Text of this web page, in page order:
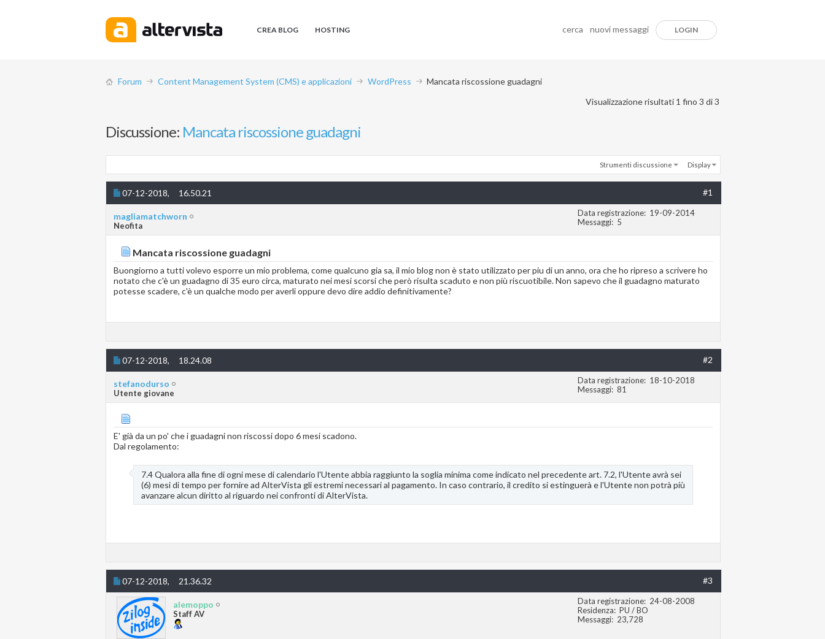
CREA BLOG HOSTING cerca nuovi messaggi LOGIN
Forum Content Management System (CMS) e applicazioni WordPress
Mancata riscossione guadagni
Visualizzazione risultati 1 fino 3 di 3
Discussione: Mancata riscossione guadagni
Strumenti discussione Display
07-12-2018, 16.50.21 #1
magliamatchworn
Neofita
Data registrazione
19-09-2014
Messaggi
5
Mancata riscossione guadagni
Buongiorno a tutti volevo esporre un mio problema, come qualcuno gia sa, il mio blog non è stato utilizzato per piu di un anno, ora che ho ripreso a scrivere ho
notato che c'è un guadagno di 35 euro circa, maturato nei mesi scorsi che però risulta scaduto e non più riscuotibile. Non sapevo che il guadagno maturato
potesse scadere, c'è un qualche modo per averli oppure devo dire addio definitivamente?
07-12-2018, 18.24.08 #2
stefanodurso
Utente giovane
Data registrazione
18-10-2018
Messaggi 81
E' già da un po' che i guadagni non riscossi dopo 6 mesi scadono.
Dal regolamento:
7.4 Qualora alla fine di ogni mese di calendario l'Utente abbia raggiunto la soglia minima come indicato nel precedente art. 7.2, l'Utente avrà sei
(6) mesi di tempo per fornire ad AlterVista gli estremi necessari al pagamento. In caso contrario, il credito si estinguerà e l'Utente non potrà più
avanzare alcun diritto al riguardo nei confronti di AlterVista.
07-12-2018, 21.36.32 #3
alemoppo
Staff AV
Data registrazione
24-08-2008
Residenza
PU / BO
Messaggi
23,728